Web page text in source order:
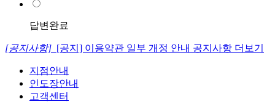
답변완료
[공지사항] [공지] 이용약관 일부 개정 안내 공지사항 더보기
지점안내
인도장안내
고객센터